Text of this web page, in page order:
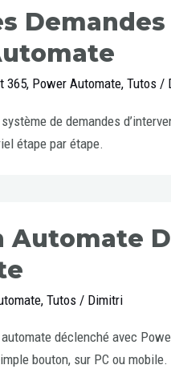
365, Power Automate, Tutos/
de demandes
étape par étape.
Automate
, Tutos/ Dimitri
déclenché avec
bouton, sur PC ou mobile.